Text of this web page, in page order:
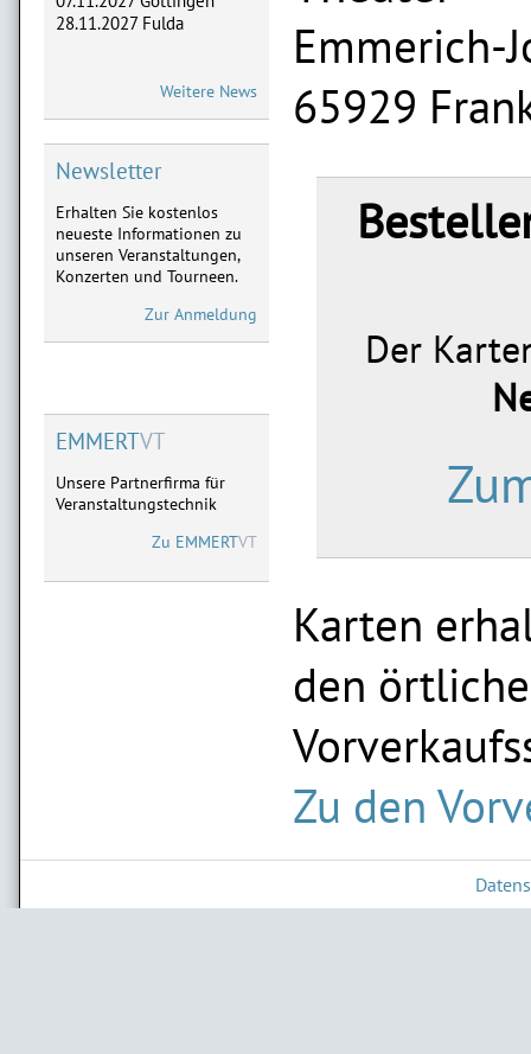
28.11.2027 Fulda
05.-07.05. Dreieich,
02.-04.06. Frankfurt,
28.-29.08. Marburg,
18.-19.09. Limburg
ATZE SCHRÖDER
Neu im Vorverkauf:
28.01.2027 Limburg,
11.02.2027 Frankfurt,
03.04.2027 Marburg
09.09.2027 Göttingen
Weitere News
Newsletter
Erhalten Sie kostenlos
neueste Informationen zu
unseren Veranstaltungen,
Konzerten und Tourneen.
Zur Anmeldung
EMMERTVT
Unsere Partnerfirma für
Veranstaltungstechnik
Zu EMMERTVT
Emmerich-
65929
Der
Karten
den
Zu den